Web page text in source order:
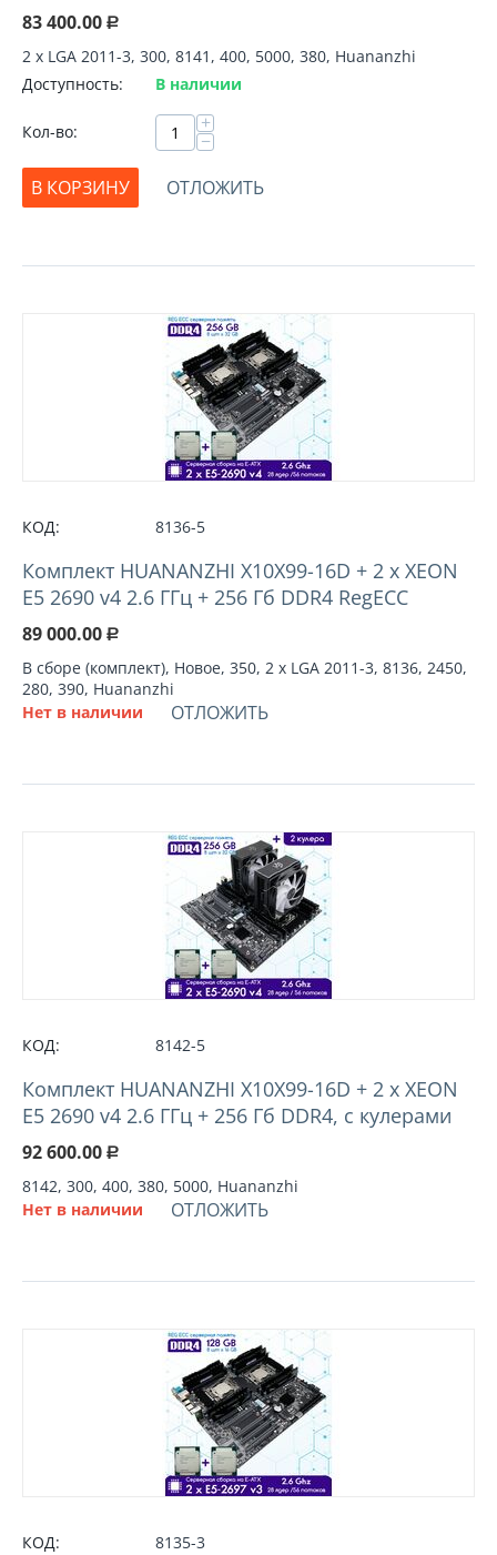
83 400.00 Р
2 х LGA 2011-3, 300, 8141, 400, 5000, 380, Huananzhi
Доступность:
В наличии
Кол-во: +
−
В КОРЗИНУ
ОТЛОЖИТЬ
КОД: 8136-5
Комплект HUANANZHI X10X99-16D + 2 х XEON
E5 2690 v4 2.6 ГГц + 256 Гб DDR4 RegECC
89 000.00 Р
В сборе (комплект), Новое, 350, 2 х LGA 2011-3, 8136, 2450,
280, 390, Huananzhi
Нет в наличии
ОТЛОЖИТЬ
КОД: 8142-5
Комплект HUANANZHI X10X99-16D + 2 х XEON
E5 2690 v4 2.6 ГГц + 256 Гб DDR4, с кулерами
92 600.00 Р
8142, 300, 400, 380, 5000, Huananzhi
Нет в наличии
ОТЛОЖИТЬ
КОД: 8135-3